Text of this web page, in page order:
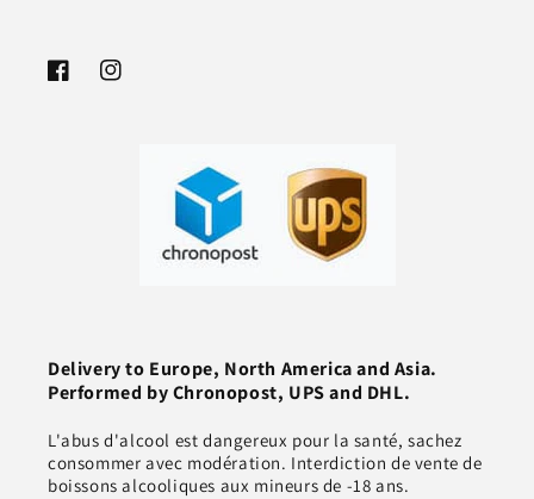
FacebookInstagram
Delivery to Europe, North America and Asia.
Performed by Chronopost, UPS and DHL.
L'abus d'alcool est dangereux pour la santé, sachez
consommer avec modération. Interdiction de vente de
boissons alcooliques aux mineurs de -18 ans.